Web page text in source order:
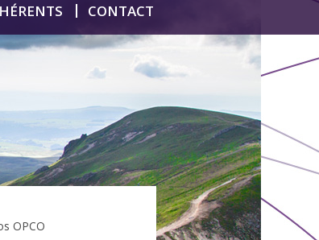
CONTACT
OPCO